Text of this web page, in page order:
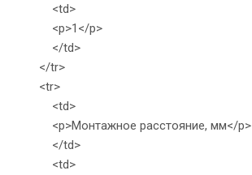
<td>
<p>1</p>
</td>
</tr>
<tr>
<td>
<p>Монтажное расстояние, мм</p>
</td>
<td>